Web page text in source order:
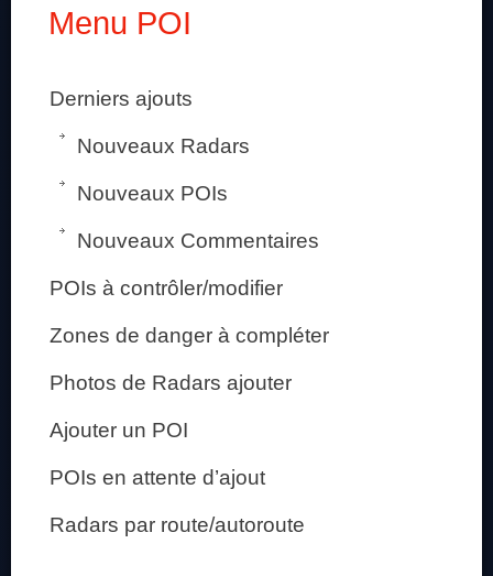
Menu POI
Derniers ajouts
Nouveaux Radars
Nouveaux POIs
Nouveaux Commentaires
POIs à contrôler/modifier
Zones de danger à compléter
Photos de Radars ajouter
Ajouter un POI
POIs en attente d’ajout
Radars par route/autoroute